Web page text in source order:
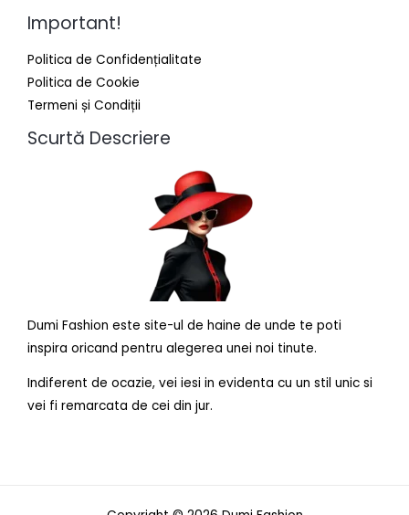
Important!
Politica de Confidențialitate
Politica de Cookie
Termeni și Condiții
Scurtă Descriere
Dumi Fashion este site-ul de haine de unde te poti
inspira oricand pentru alegerea unei noi tinute.
Indiferent de ocazie, vei iesi in evidenta cu un stil unic si
vei fi remarcata de cei din jur.